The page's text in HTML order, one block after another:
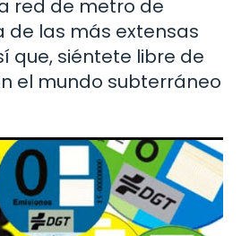
red de metro de
de las más extensas
que, siéntete libre de
el mundo subterráneo